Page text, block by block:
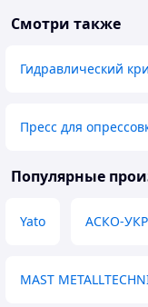
Смотри также
Гидравлический
Пресс для
Популярные
Yato АСКО-
MAST